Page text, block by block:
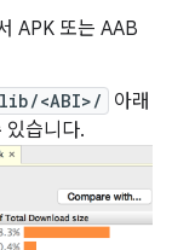
APK 또는 AAB
lib/<ABI>/
아래
있습니다.